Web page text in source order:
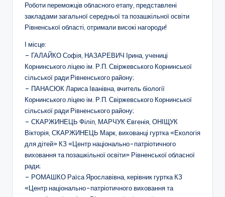
о
т
и
ч
н
о
г
о
в
и
х
Роботи переможців обласного етапу, представлені
закладами загальної середньої та позашкільної освіти
Рівненської області, отримали високі нагороди!
І місце:
– ГАЛАЙКО Софія, НАЗАРЕВИЧ Ірина, учениці
Корнинського ліцею ім. Р.П. Свіржевського Корнинської
сільської ради Рівненського району;
– ПАНАСЮК Лариса Іванівна, вчитель біології
Корнинського ліцею ім. Р.П. Свіржевського Корнинської
сільської ради Рівненського району;
– СКАРЖИНЕЦЬ Філіп, МАРЧУК Євгенія, ОНІЩУК
Вікторія, СКАРЖИНЕЦЬ Марк, вихованці гуртка «Екологія
для дітей» КЗ «Центр національно-патріотичного
виховання та позашкільної освіти» Рівненської обласної
ради;
– РОМАШКО Раїса Ярославівна, керівник гуртка КЗ
«Центр національно-патріотичного виховання та